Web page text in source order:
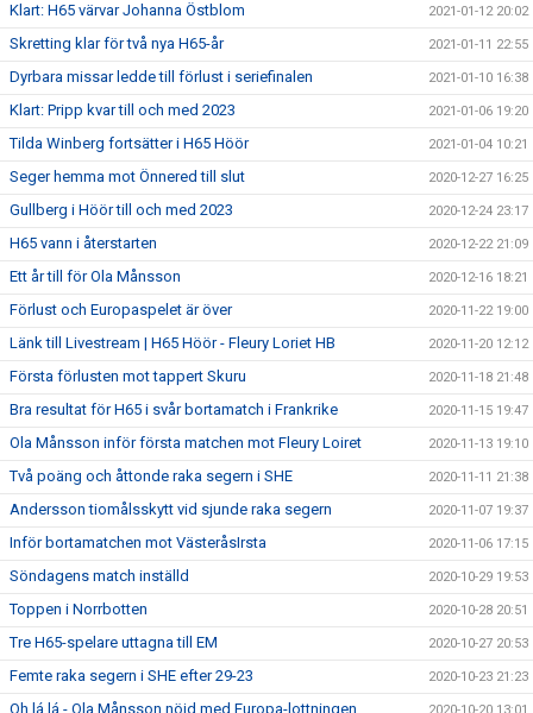
Klart: H65 värvar Johanna Östblom 2021-01-12 20:02
Skretting klar för två nya H65-år 2021-01-11 22:55
Dyrbara missar ledde till förlust i seriefinalen 2021-01-10 16:38
Klart: Pripp kvar till och med 2023 2021-01-06 19:20
Tilda Winberg fortsätter i H65 Höör 2021-01-04 10:21
Seger hemma mot Önnered till slut 2020-12-27 16:25
Gullberg i Höör till och med 2023 2020-12-24 23:17
H65 vann i återstarten 2020-12-22 21:09
Ett år till för Ola Månsson 2020-12-16 18:21
Förlust och Europaspelet är över 2020-11-22 19:00
Länk till Livestream | H65 Höör - Fleury Loriet HB 2020-11-20 12:12
Första förlusten mot tappert Skuru 2020-11-18 21:48
Bra resultat för H65 i svår bortamatch i Frankrike 2020-11-15 19:47
Ola Månsson inför första matchen mot Fleury Loiret 2020-11-13 19:10
Två poäng och åttonde raka segern i SHE 2020-11-11 21:38
Andersson tiomålsskytt vid sjunde raka segern 2020-11-07 19:37
Inför bortamatchen mot VästeråsIrsta 2020-11-06 17:15
Söndagens match inställd 2020-10-29 19:53
Toppen i Norrbotten 2020-10-28 20:51
Tre H65-spelare uttagna till EM 2020-10-27 20:53
Femte raka segern i SHE efter 29-23 2020-10-23 21:23
Oh lá lá - Ola Månsson nöjd med Europa-lottningen